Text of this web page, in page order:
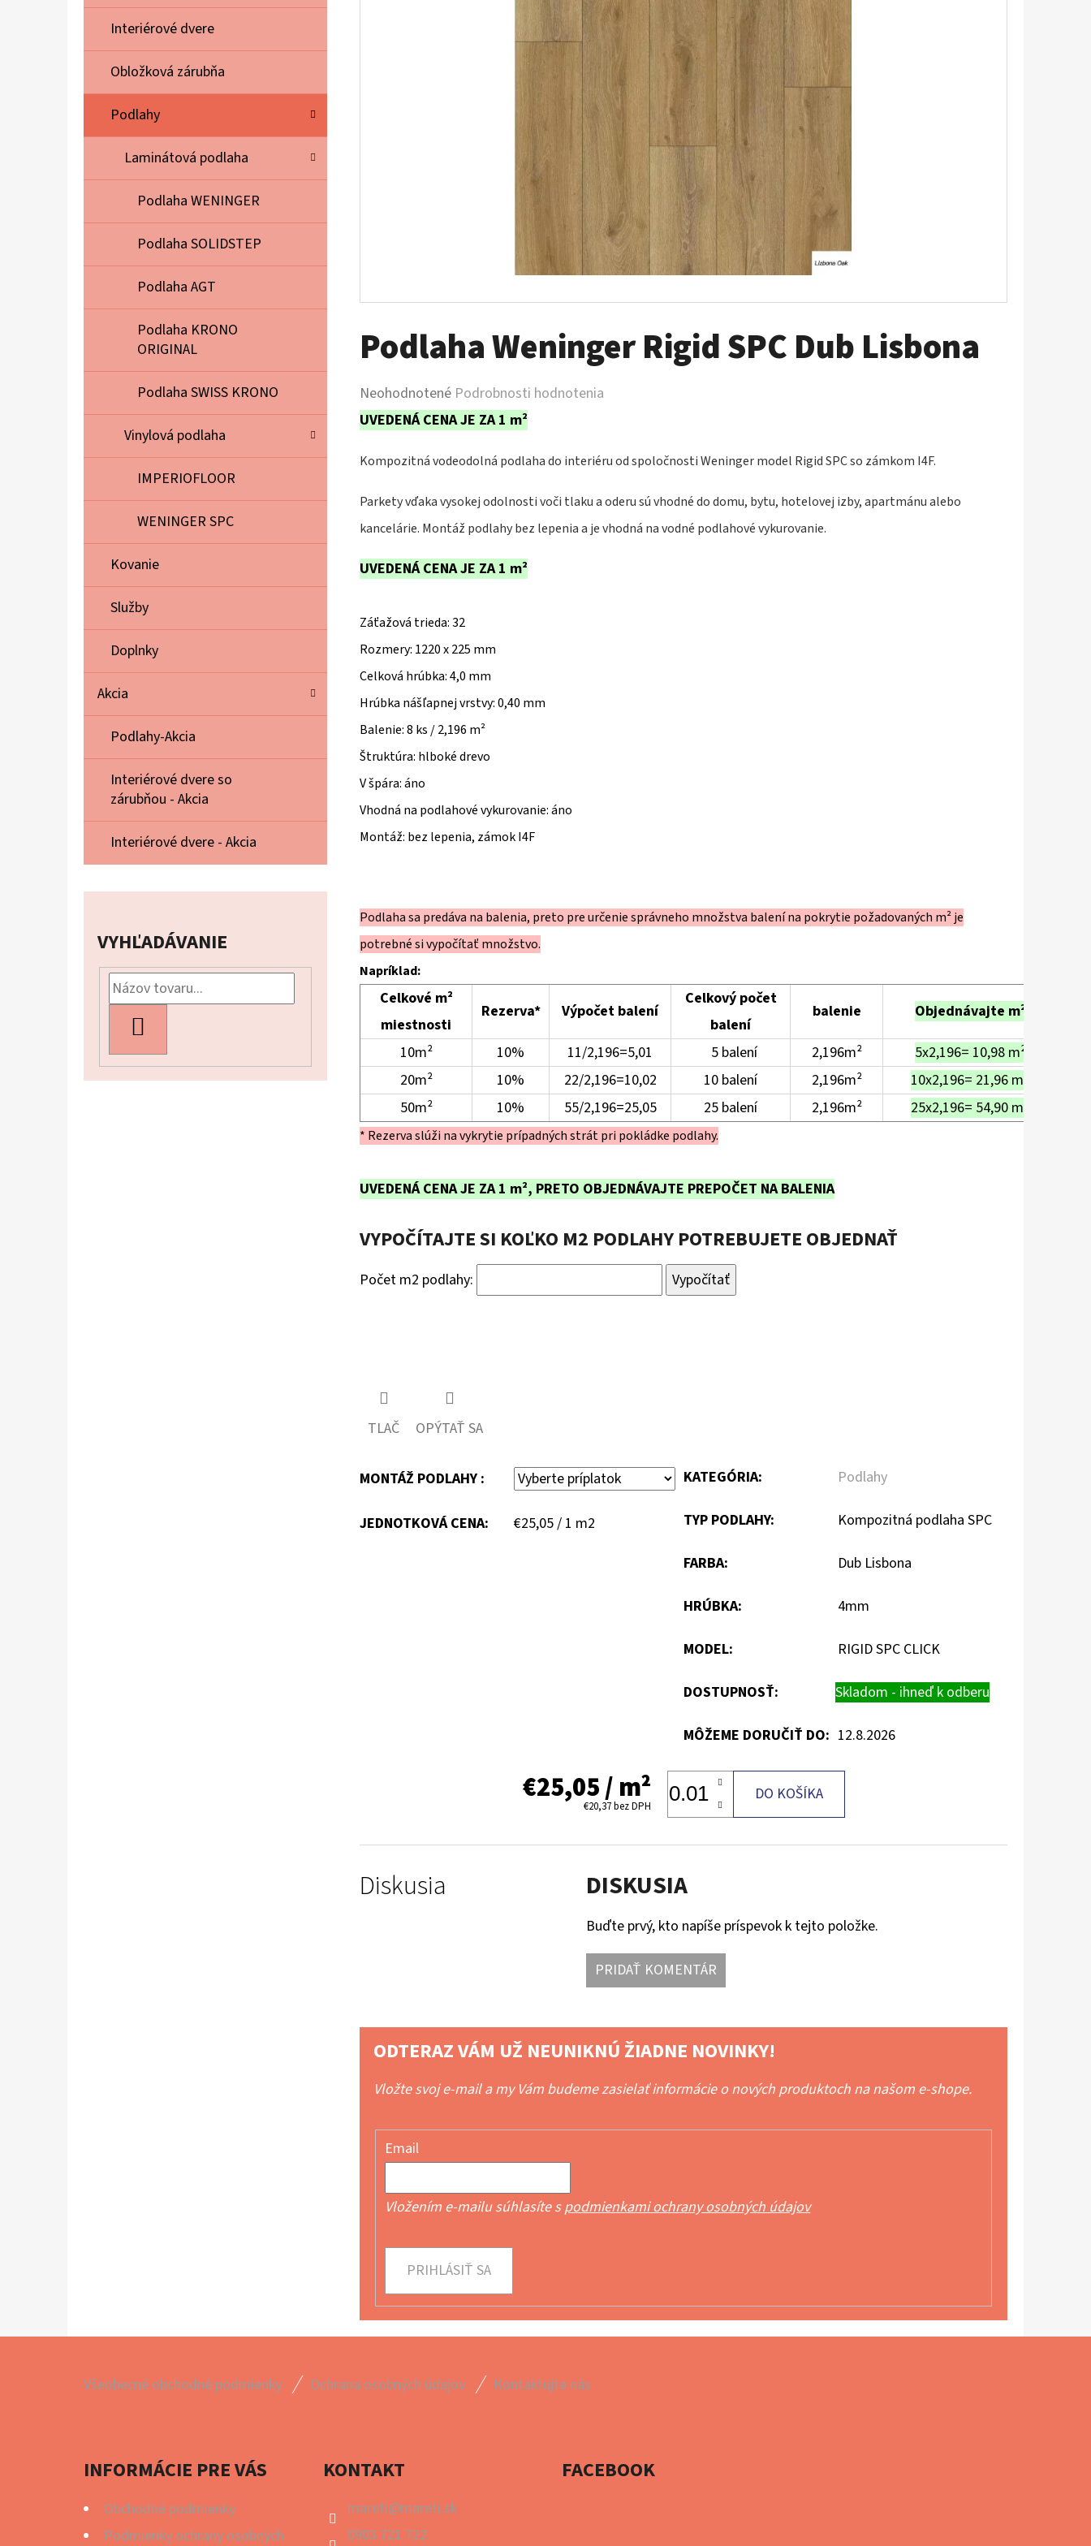
Interiérové dvere
Obložková zárubňa
Podlahy
Laminátová podlaha
Podlaha WENINGER
Podlaha SOLIDSTEP
Podlaha AGT
Podlaha KRONO
ORIGINAL
Podlaha SWISS KRONO
Vinylová podlaha
IMPERIOFLOOR
WENINGER SPC
Kovanie
Služby
Doplnky
Akcia
Podlahy-Akcia
Interiérové dvere so
zárubňou - Akcia
Interiérové dvere - Akcia
VYHĽADÁVANIE
Podlaha Weninger Rigid SPC Dub Lisbona
Priemerné
hodnotenie
0,0
z
5
hviezdičiek.
Neohodnotené Podrobnosti hodnotenia
UVEDENÁ CENA JE ZA 1 m²
Kompozitná vodeodolná podlaha do interiéru od spoločnosti Weninger model Rigid SPC so zámkom I4F.
Parkety vďaka vysokej odolnosti voči tlaku a oderu sú vhodné do domu, bytu, hotelovej izby, apartmánu alebo
kancelárie. Montáž podlahy bez lepenia a je vhodná na vodné podlahové vykurovanie.
UVEDENÁ CENA JE ZA 1 m²
Záťažová trieda: 32
Rozmery: 1220 x 225 mm
Celková hrúbka: 4,0 mm
Hrúbka nášľapnej vrstvy: 0,40 mm
Balenie: 8 ks / 2,196 m²
Štruktúra: hlboké drevo
V špára: áno
Vhodná na podlahové vykurovanie: áno
Montáž: bez lepenia, zámok I4F
Podlaha sa predáva na balenia, preto pre určenie správneho množstva balení na pokrytie požadovaných m² je
potrebné si vypočítať množstvo.
Napríklad:
Celkové m²
miestnosti
Rezerva* Výpočet balení
Celkový počet
balení
balenie Objednávajte m²
10m² 10% 11/2,196=5,01 5 balení 2,196m²
5x2,196= 10,98 m²
20m²
10% 22/2,196=10,02 10 balení 2,196m²
10x2,196= 21,96 m²
50m²
10% 55/2,196=25,05 25 balení 2,196m² 25x2,196= 54,90 m²
* Rezerva slúži na vykrytie prípadných strát pri pokládke podlahy.
UVEDENÁ CENA JE ZA 1 m², PRETO OBJEDNÁVAJTE PREPOČET NA BALENIA
VYPOČÍTAJTE SI KOĽKO M2 PODLAHY POTREBUJETE OBJEDNAŤ
Počet m2 podlahy: Vypočítať
TLAČ OPÝTAŤ SA
MONTÁŽ PODLAHY :
JEDNOTKOVÁ CENA:
Jednotková
€25,05 / 1 m2
KATEGÓRIA: Podlahy
TYP PODLAHY: Kompozitná podlaha SPC
FARBA: Dub Lisbona
HRÚBKA: 4mm
MODEL: RIGID SPC CLICK
DOSTUPNOSŤ: Skladom - ihneď k odberu
MÔŽEME DORUČIŤ DO: 12.8.2026
€25,05/ m²
€20,37bez DPH
DO KOŠÍKA
Diskusia DISKUSIA
Buďte prvý, kto napíše príspevok k tejto položke.
PRIDAŤ KOMENTÁR
ODTERAZ VÁM UŽ NEUNIKNÚ ŽIADNE NOVINKY!
Vložte svoj e-mail a my Vám budeme zasielať informácie o nových produktoch na našom e-shope.
Email
Vložením e-mailu súhlasíte spodmienkami ochrany osobných údajov
PRIHLÁSIŤ SA
Všeobecné obchodné podmienky Ochrana osobných údajov Kontaktujte nás
INFORMÁCIE PRE VÁS
Obchodné podmienky
Podmienky ochrany osobných
KONTAKT
mareti@mareti.sk
0903 721 722
FACEBOOK